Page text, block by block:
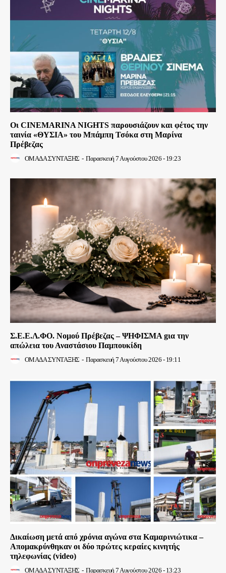
Οι CINEMARINA NIGHTS παρουσιάζουν και φέτος την
ταινία «ΘΥΣΙΑ» του Μπάμπη Τσόκα στη Μαρίνα
Πρέβεζας
ΟΜΑΔΑ ΣΥΝΤΑΞΗΣ - Παρασκευή 7 Αυγούστου 2026 - 19:23
Σ.Ε.Ε.Λ.ΦΟ. Νομού Πρέβεζας – ΨΗΦΙΣΜΑ gια την
απώλεια του Αναστάσιου Παμπουκίδη
ΟΜΑΔΑ ΣΥΝΤΑΞΗΣ - Παρασκευή 7 Αυγούστου 2026 - 19:11
Δικαίωση μετά από χρόνια αγώνα στα Καμαρινιώτικα –
Απομακρύνθηκαν οι δύο πρώτες κεραίες κινητής
τηλεφωνίας (video)
ΟΜΑΔΑ ΣΥΝΤΑΞΗΣ - Παρασκευή 7 Αυγούστου 2026 - 13:23